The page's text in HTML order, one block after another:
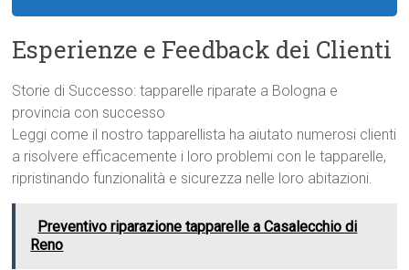
Esperienze e Feedback dei Clienti
Storie di Successo: tapparelle riparate a Bologna e
provincia con successo
Leggi come il nostro tapparellista ha aiutato numerosi clienti
a risolvere efficacemente i loro problemi con le tapparelle,
ripristinando funzionalità e sicurezza nelle loro abitazioni.
Preventivo riparazione tapparelle a Casalecchio di
Reno